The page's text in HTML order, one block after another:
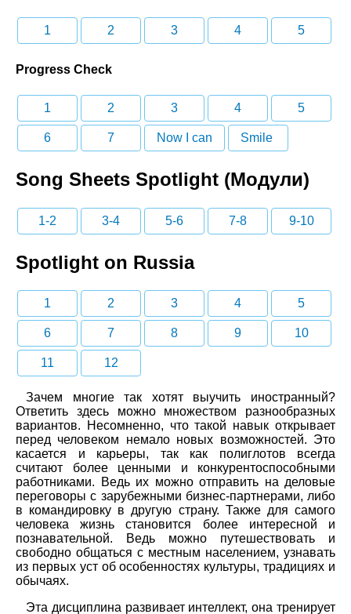
1 2 3 4 5
Progress Check
1 2 3 4 5
6 7 Now I can Smile
Song Sheets Spotlight (Модули)
1-2 3-4 5-6 7-8 9-10
Spotlight on Russia
1 2 3 4 5
6 7 8 9 10
11 12
Зачем многие так хотят выучить иностранный?
Ответить здесь можно множеством разнообразных
вариантов. Несомненно, что такой навык открывает
перед человеком немало новых возможностей. Это
касается и карьеры, так как полиглотов всегда
считают более ценными и конкурентоспособными
работниками. Ведь их можно отправить на деловые
переговоры с зарубежными бизнес-партнерами, либо
в командировку в другую страну. Также для самого
человека жизнь становится более интересной и
познавательной. Ведь можно путешествовать и
свободно общаться с местным населением, узнавать
из первых уст об особенностях культуры, традициях и
обычаях.
Эта дисциплина развивает интеллект, она тренирует